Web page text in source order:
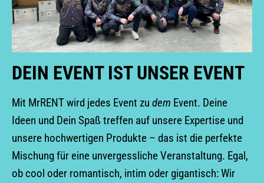
DEIN EVENT IST UNSER EVENT
Mit MrRENT wird jedes Event zu dem Event. Deine
Ideen und Dein Spaß treffen auf unsere Expertise und
unsere hochwertigen Produkte – das ist die perfekte
Mischung für eine unvergessliche Veranstaltung. Egal,
ob cool oder romantisch, intim oder gigantisch: Wir